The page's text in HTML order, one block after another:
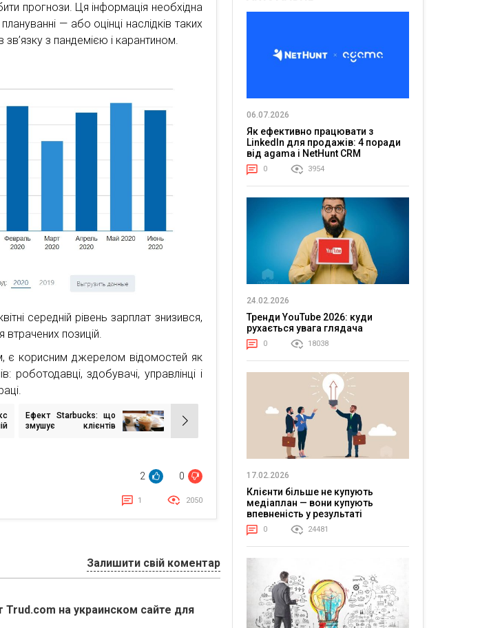
прогнози. Ця інформація необхідна
— або оцінці наслідків таких
з пандемією і карантином.
середній рівень зарплат знизився,
втрачених позицій.
є корисним джерелом відомостей як
роботодавці, здобувачі, управлінці і
Ефект Starbucks: що
змушує клієнтів
2 0
1 2050
Залишити свій коментар
Trud.com на украинском сайте для
06.07.2026
Як ефективно працювати з
LinkedIn для продажів: 4 поради
від agama і NetHunt CRM
0 3954
24.02.2026
Тренди YouTube 2026: куди
рухається увага глядача
0 18038
17.02.2026
Клієнти більше не купують
медіаплан — вони купують
впевненість у результаті
0 24481